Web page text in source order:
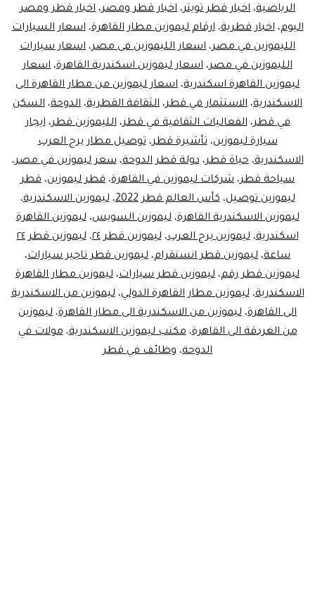
الرياضية، اخبار قطر تويتر، اخبار قطر ومصر، اخبار قطر ومصر
اليوم،اخبار قطرية،ارقام ليموزين مطار القاهرة،اسعار السيارات
الليموزين في مصر، اسعار الليموزين فى مصر، اسعار سيارات
الليموزين في مصر، اسعار ليموزين اسكندرية القاهرة، اسعار
ليموزين القاهرة اسكندرية، اسعار ليموزين من مطار القاهرة الى
الاسكندرية، الاستثمار في قطر، الثقافة القطرية، الدوحة، السكن
في قطر،الفعاليات الثقافية في قطر،الليموزين قطر،ايجار
سيارة ليموزين،تأشيرة قطر،توصيل مطار برج العرب
الاسكندرية،حياة قطر،دولة قطر الدوحة،سعر ليموزين في مصر،
سياحة قطر، شركات ليموزين في القاهرة، قطر ليموزين، قطر
ليموزين توصيل،كأس العالم قطر 2022 ،ليموزين الاسكندرية،
ليموزين الاسكندرية القاهرة،ليموزين السويس،ليموزين القاهرة
اسكندرية،ليموزين برج العرب،ليموزين قطر ٢٤ ،
ليموزين قطر ٢٤
ساعة، ليموزين قطر انستقرام، ليموزين قطر تاجير سيارات،
ليموزين قطر رقم، ليموزين قطر سيارات، ليموزين مطار القاهرة
الاسكندرية،ليموزين مطار القاهرة الدولي،ليموزين من الاسكندرية
الى القاهرة، ليموزين من الاسكندرية الى مطار القاهرة، ليموزين
من الغردقة الى القاهرة،مكتب ليموزين الاسكندرية،مولات في
الدوحة، وظائف في قطر